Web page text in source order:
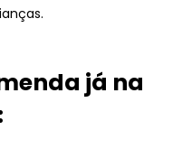
já na